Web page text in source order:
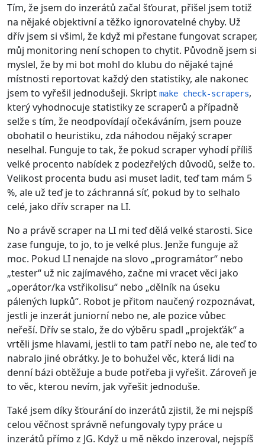
Tím, že jsem do inzerátů začal šťourat, přišel jsem totiž
na nějaké objektivní a těžko ignorovatelné chyby. Už
dřív jsem si všiml, že když mi přestane fungovat scraper,
můj monitoring není schopen to chytit. Původně jsem si
myslel, že by mi bot mohl do klubu do nějaké tajné
místnosti reportovat každý den statistiky, ale nakonec
jsem to vyřešil jednodušeji. Skript make check-scrapers,
který vyhodnocuje statistiky ze scraperů a případně
selže s tím, že neodpovídají očekáváním, jsem pouze
obohatil o heuristiku, zda náhodou nějaký scraper
neselhal. Funguje to tak, že pokud scraper vyhodí příliš
velké procento nabídek z podezřelých důvodů, selže to.
Velikost procenta budu asi muset ladit, teď tam mám 5
%, ale už teď je to záchranná síť, pokud by to selhalo
celé, jako dřív scraper na LI.
No a právě scraper na LI mi teď dělá velké starosti. Sice
zase funguje, to jo, to je velké plus. Jenže funguje až
moc. Pokud LI nenajde na slovo „programátor“ nebo
„tester“ už nic zajímavého, začne mi vracet věci jako
„operátor/ka vstřikolisu“ nebo „dělník na úseku
pálených lupků“. Robot je přitom naučený rozpoznávat,
jestli je inzerát juniorní nebo ne, ale pozice vůbec
neřeší. Dřív se stalo, že do výběru spadl „projekťák“ a
vrtěli jsme hlavami, jestli to tam patří nebo ne, ale teď to
nabralo jiné obrátky. Je to bohužel věc, která lidi na
denní bázi obtěžuje a bude potřeba ji vyřešit. Zároveň je
to věc, kterou nevím, jak vyřešit jednoduše.
Také jsem díky šťourání do inzerátů zjistil, že mi nejspíš
celou věčnost správně nefungovaly typy práce u
inzerátů přímo z JG. Když u mě někdo inzeroval, nejspíš